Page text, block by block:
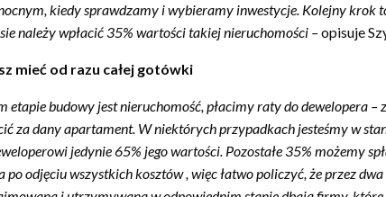
kiedy sprawdzamy i wybieramy inwestycje. Kolejny krok
należy wpłacić 35% wartości takiej nieruchomości –opisuje
mieć od razu całej gotówki
budowy jest nieruchomość, płacimy raty do dewelopera
za dany apartament. W niektórych przypadkach jesteśmy w
jedynie 65% jego wartości. Pozostałe 35% możemy
odjęciu wszystkich kosztów , więc łatwo policzyć, że przez